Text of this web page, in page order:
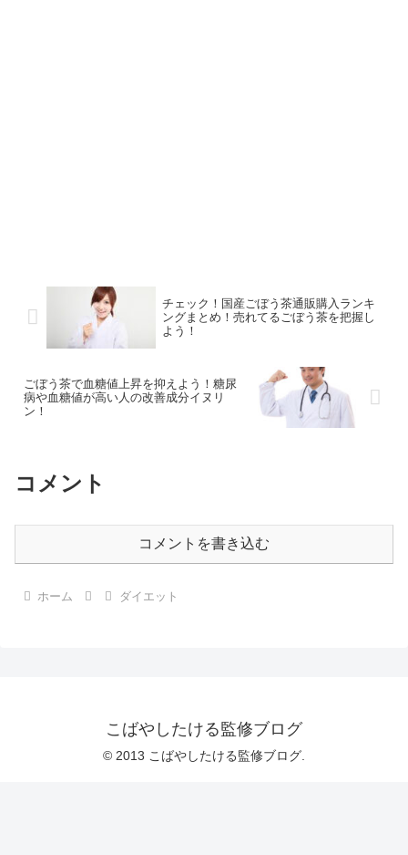
チェック！国産ごぼう茶通販購入ランキ
ングまとめ！売れてるごぼう茶を把握し
よう！
ごぼう茶で血糖値上昇を抑えよう！糖尿
病や血糖値が高い人の改善成分イヌリ
ン！
コメント
コメントを書き込む
ホーム ダイエット
こばやしたける監修ブログ
© 2013 こばやしたける監修ブログ.